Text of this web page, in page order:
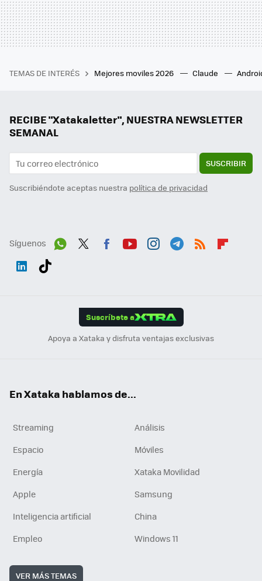
TEMAS DE INTERÉS Mejores moviles 2026 Claude
RECIBE "Xatakaletter", NUESTRA NEWSLETTER
SEMANAL
SUSCRIBIR
Suscribiéndote aceptas nuestra política de privacidad
Síguenos
Suscríbete a
Apoya a Xataka y disfruta ventajas exclusivas
En Xataka hablamos de...
Streaming
Análisis
Espacio
Móviles
Energía
Xataka Movilidad
Apple
Samsung
Inteligencia artificial
China
Empleo
Windows 11
VER MÁS TEMAS